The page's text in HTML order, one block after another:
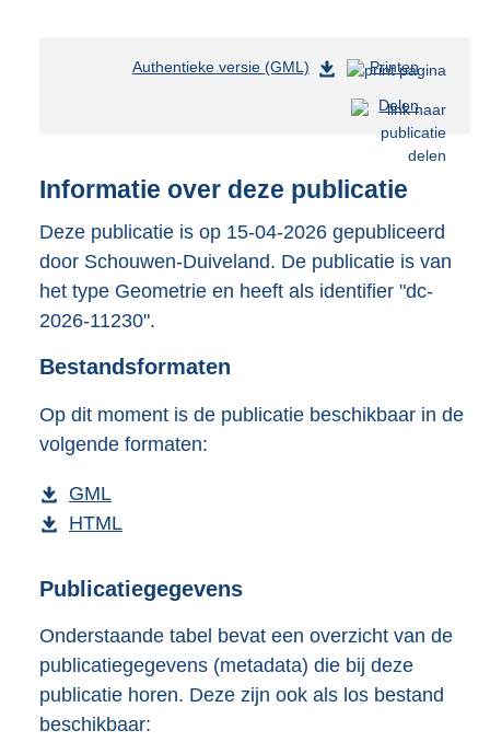
Authentieke versie (GML)
n
s
r
o
:
Printen
Delen
Informatie over deze publicatie
Deze publicatie is op 15-04-2026 gepubliceerd
door Schouwen-Duiveland. De publicatie is van
het type Geometrie en heeft als identifier "dc-
2026-11230".
Bestandsformaten
Op dit moment is de publicatie beschikbaar in de
volgende formaten:
D
o
n
o
a
d
p
GML
e
t
n
d
s
g
D
w
l
o
a
d
HTML
s
a
n
d
s
Publicatiegegevens
Onderstaande tabel bevat een overzicht van de
publicatiegegevens (metadata) die bij deze
publicatie horen. Deze zijn ook als los bestand
beschikbaar: